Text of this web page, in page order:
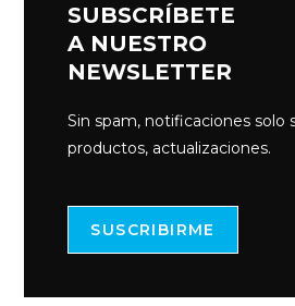
SUBSCRÍBETE
A NUESTRO
NEWSLETTER
Sin spam, notificaciones solo
productos, actualizaciones.
SUSCRIBIRME